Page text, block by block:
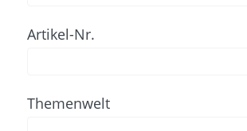
Artikel-Nr.
100
Themenwelt
2